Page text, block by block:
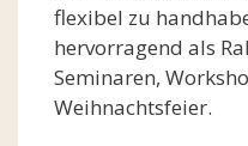
flexibel zu
hervorragend als
Seminaren,
Weihnachtsfeier.